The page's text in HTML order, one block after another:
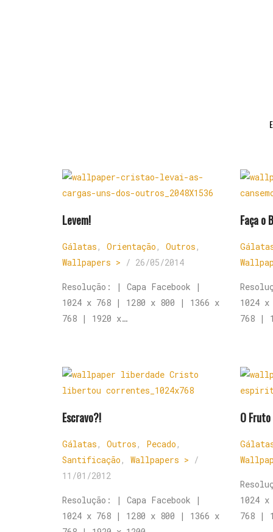
Levem!
Gálatas , Orientação , Outros ,
Wallpapers > / 26/05/2014
Resolução: | Capa Facebook |
1024 x 768 | 1280 x 800 | 1366 x
768 | 1920 x…
Faça o
1024
768 |
Escravo?!
Gálatas , Outros , Pecado ,
Santificação , Wallpapers > /
11/01/2012
Resolução: | Capa Facebook |
1024 x 768 | 1280 x 800 | 1366 x
O Fruto
1024
768 |